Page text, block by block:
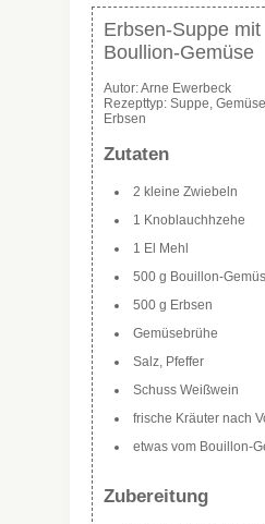
Erbsen-Suppe mit
Boullion-Gemüse
Autor:Arne Ewerbeck
Rezepttyp: Suppe, Gemüse,
Erbsen
Zutaten
2 kleine Zwiebeln
1 Knoblauchhzehe
1 El Mehl
500 g Bouillon-
500 g Erbsen
Gemüsebrühe
Salz, Pfeffer
Schuss Weißwein
frische Kräuter nach
etwas vom Bouillon-
Zubereitung